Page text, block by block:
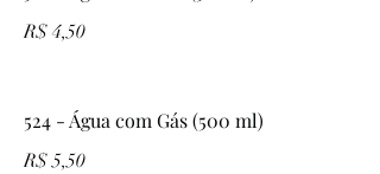
R$ 4,50
524 - Água com Gás (500 ml)
R$ 5,50